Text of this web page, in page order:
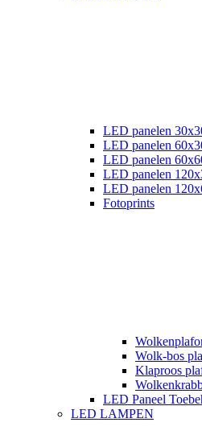
LED panelen
LED panelen
LED panelen
LED panelen
LED panelen
Fotoprints
Wolk-bos
Klaproos
LED Paneel
LED LAMPEN